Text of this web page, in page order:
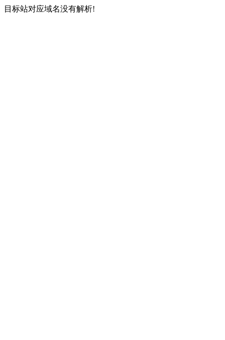
目标站对应域名没有解析!